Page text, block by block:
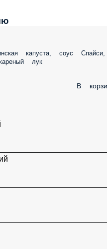
соус Спайси, сухари
В